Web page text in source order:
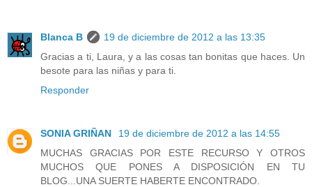
Blanca B
19 de diciembre de 2012 a las 13:35
Gracias a ti, Laura, y a las cosas tan bonitas que haces. Un
besote para las niñas y para ti.
Responder
SONIA GRIÑAN
19 de diciembre de 2012 a las 14:55
MUCHAS GRACIAS POR ESTE RECURSO Y OTROS
MUCHOS QUE PONES A DISPOSICIÓN EN TU
BLOG...UNA SUERTE HABERTE ENCONTRADO.